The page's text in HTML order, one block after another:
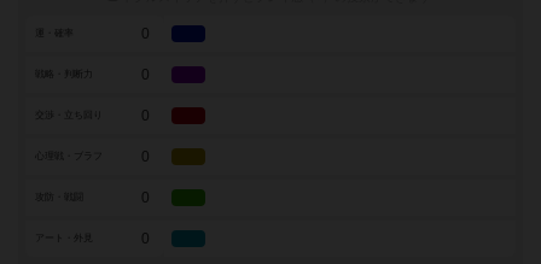
0
戦略・判断力 0
0
0
0
アート・外見 0